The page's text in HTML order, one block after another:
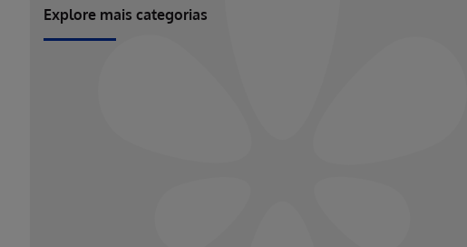
Explore mais categorias